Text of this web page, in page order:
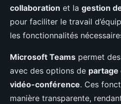
collaboration et la gestion
pour faciliter le travail
les fonctionnalités
Microsoft Teams permet des
avec des options de partage
vidéo-conférence. Ces
manière transparente,